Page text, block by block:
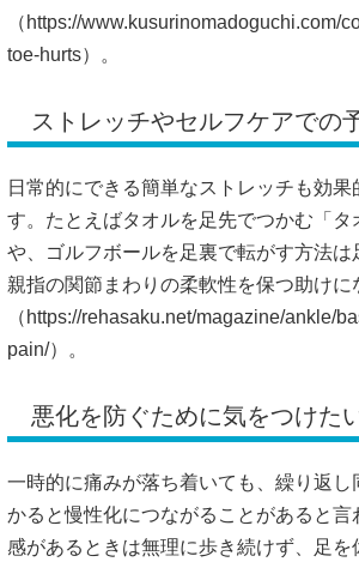
（ https://www.kusurinomadoguchi.com/
toe-hurts）。
ストレッチやセルフケアでの
日常的にできる簡単なストレッチも効果
す。たとえばタオルを足先でつかむ「タ
や、ゴルフボールを足裏で転がす方法は
親指の関節まわりの柔軟性を保つ助けに
（ https://rehasaku.net/magazine/ankle/
pain/）。
悪化を防ぐために気をつけた
一時的に痛みが落ち着いても、繰り返し
かると慢性化につながることがあると言
感があるときは無理に歩き続けず、足を